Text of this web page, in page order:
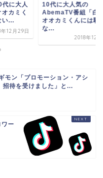
に大人
カミく
い...
12月29日
10代に大人気の
AbemaTV番組「白
オオカミくんには騙
な...
2018年12
モン「プロモーション・アシ
待を受けました」と...
ー